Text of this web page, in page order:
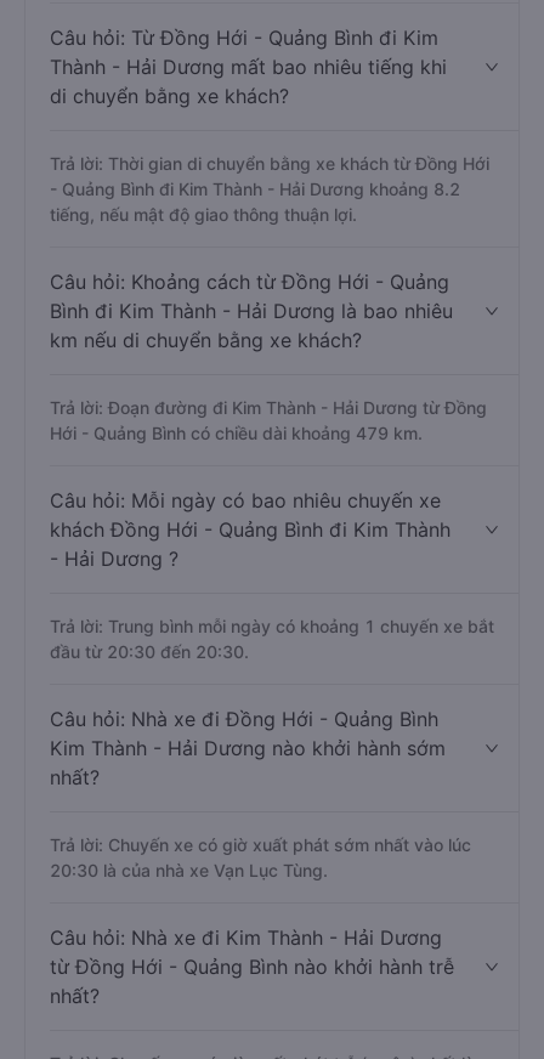
Câu hỏi: Từ Đồng Hới - Quảng Bình đi Kim
Thành - Hải Dương mất bao nhiêu tiếng khi
di chuyển bằng xe khách?
Trả lời: Thời gian di chuyển bằng xe khách từ Đồng Hới
- Quảng Bình đi Kim Thành - Hải Dương khoảng 8.2
tiếng, nếu mật độ giao thông thuận lợi.
Câu hỏi: Khoảng cách từ Đồng Hới - Quảng
Bình đi Kim Thành - Hải Dương là bao nhiêu
km nếu di chuyển bằng xe khách?
Trả lời: Đoạn đường đi Kim Thành - Hải Dương từ Đồng
Hới - Quảng Bình có chiều dài khoảng 479 km.
Câu hỏi: Mỗi ngày có bao nhiêu chuyến xe
khách Đồng Hới - Quảng Bình đi Kim Thành
- Hải Dương ?
Trả lời: Trung bình mỗi ngày có khoảng 1 chuyến xe bắt
đầu từ 20:30 đến 20:30.
Câu hỏi: Nhà xe đi Đồng Hới - Quảng Bình
Kim Thành - Hải Dương nào khởi hành sớm
nhất?
Trả lời: Chuyến xe có giờ xuất phát sớm nhất vào lúc
20:30 là của nhà xe Vạn Lục Tùng.
Câu hỏi: Nhà xe đi Kim Thành - Hải Dương
từ Đồng Hới - Quảng Bình nào khởi hành trễ
nhất?